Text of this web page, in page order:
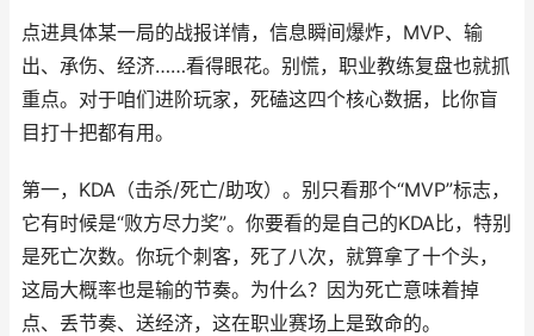
点进具体某一局的战报详情，信息瞬间爆炸，MVP、输
出、承伤、经济……看得眼花。别慌，职业教练复盘也就抓
重点。对于咱们进阶玩家，死磕这四个核心数据，比你盲
目打十把都有用。
第一，KDA（击杀/死亡/助攻）。别只看那个“MVP”标志，
它有时候是“败方尽力奖”。你要看的是自己的KDA比，特别
是死亡次数。你玩个刺客，死了八次，就算拿了十个头，
这局大概率也是输的节奏。为什么？因为死亡意味着掉
点、丢节奏、送经济，这在职业赛场上是致命的。